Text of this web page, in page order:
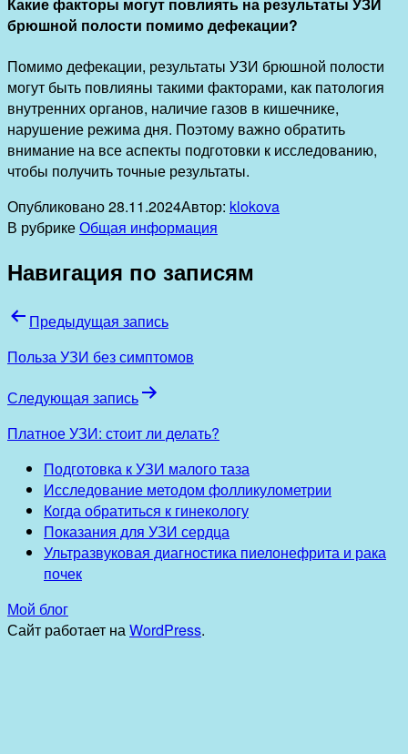
Какие факторы могут повлиять на результаты УЗИ
брюшной полости помимо дефекации?
Помимо дефекации, результаты УЗИ брюшной полости
могут быть повлияны такими факторами, как патология
внутренних органов, наличие газов в кишечнике,
нарушение режима дня. Поэтому важно обратить
внимание на все аспекты подготовки к исследованию,
чтобы получить точные результаты.
Опубликовано28.11.2024Автор: klokova
В рубрикеОбщая информация
Навигация по записям
Предыдущая запись
Польза УЗИ без симптомов
Следующая запись
Платное УЗИ: стоит ли делать?
Подготовка к УЗИ малого таза
Исследование методом фолликулометрии
Когда обратиться к гинекологу
Показания для УЗИ сердца
Ультразвуковая диагностика пиелонефрита и рака
почек
Мой блог
Сайт работает на WordPress.